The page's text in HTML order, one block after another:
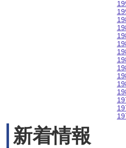
新着情報